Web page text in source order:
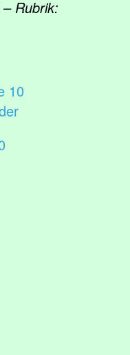
Rubrik:
10